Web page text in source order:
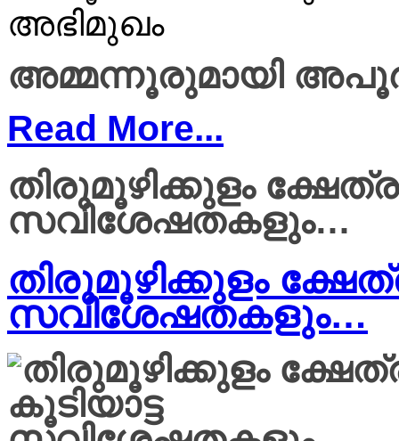
അമ്മന്നൂരുമായി
Read More...
തിരുമൂഴിക്കുളം
സവിശേഷതകളും…
തിരുമൂഴിക്കുളം
സവിശേഷതകളും…